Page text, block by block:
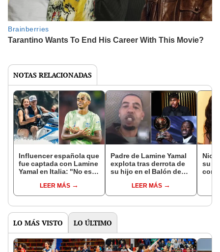
NOTAS RELACIONADAS
Influencer española que
fue captada con Lamine
Yamal en Italia: "No es
bien asesorado"
LEER MÁS
Padre de Lamine Yamal
explota tras derrota de
su hijo en el Balón de
"El mayor daño moral a
un ser humano"
LEER MÁS
su
con
LO MÁS VISTO LO ÚLTIMO